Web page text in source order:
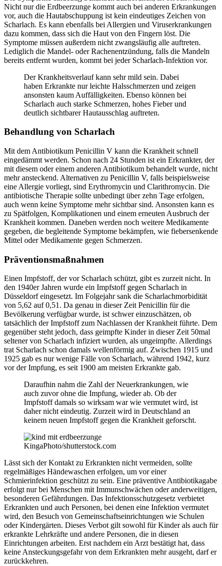
Nicht nur die Erdbeerzunge kommt auch bei anderen Erkrankungen
vor, auch die Hautabschuppung ist kein eindeutiges Zeichen von
Scharlach. Es kann ebenfalls bei Allergien und Viruserkrankungen
dazu kommen, dass sich die Haut von den Fingern löst. Die
Symptome müssen außerdem nicht zwangsläufig alle auftreten.
Lediglich die Mandel- oder Rachenentzündung, falls die Mandeln
bereits entfernt wurden, kommt bei jeder Scharlach-Infektion vor.
Der Krankheitsverlauf kann sehr mild sein. Dabei
haben Erkrankte nur leichte Halsschmerzen und zeigen
ansonsten kaum Auffälligkeiten. Ebenso können bei
Scharlach auch starke Schmerzen, hohes Fieber und
deutlich sichtbarer Hautausschlag auftreten.
Behandlung von Scharlach
Mit dem Antibiotikum Penicillin V kann die Krankheit schnell
eingedämmt werden. Schon nach 24 Stunden ist ein Erkrankter, der
mit diesem oder einem anderen Antibiotikum behandelt wurde, nicht
mehr ansteckend. Alternativen zu Penicillin V, falls beispielsweise
eine Allergie vorliegt, sind Erythromycin und Clarithromycin. Die
antibiotische Therapie sollte unbedingt über zehn Tage erfolgen,
auch wenn keine Symptome mehr sichtbar sind. Ansonsten kann es
zu Spätfolgen, Komplikationen und einem erneuten Ausbruch der
Krankheit kommen. Daneben werden noch weitere Medikamente
gegeben, die begleitende Symptome bekämpfen, wie fiebersenkende
Mittel oder Medikamente gegen Schmerzen.
Präventionsmaßnahmen
Einen Impfstoff, der vor Scharlach schützt, gibt es zurzeit nicht. In
den 1940er Jahren wurde ein Impfstoff gegen Scharlach in
Düsseldorf eingesetzt. Im Folgejahr sank die Scharlachmorbidität
von 5,62 auf 0,51. Da genau in dieser Zeit Penicillin für die
Bevölkerung verfügbar wurde, ist schwer einzuschätzen, ob
tatsächlich der Impfstoff zum Nachlassen der Krankheit führte. Dem
gegenüber steht jedoch, dass geimpfte Kinder in dieser Zeit 50mal
seltener von Scharlach infiziert wurden, als ungeimpfte. Allerdings
trat Scharlach schon damals wellenförmig auf. Zwischen 1915 und
1925 gab es nur wenige Fälle von Scharlach, während 1942, kurz
vor der Impfung, es seit 1900 am meisten Erkrankte gab.
Daraufhin nahm die Zahl der Neuerkrankungen, wie
auch zuvor ohne die Impfung, wieder ab. Ob der
Impfstoff damals so wirksam war wie vermutet wird, ist
daher nicht eindeutig. Zurzeit wird in Deutschland an
keinem neuen Impfstoff gegen die Krankheit geforscht.
KingaPhoto/shutterstock.com
Lässt sich der Kontakt zu Erkrankten nicht vermeiden, sollte
regelmäßiges Händewaschen erfolgen, um vor einer
Schmierinfektion geschützt zu sein. Eine präventive Antibiotikagabe
erfolgt nur bei Menschen mit Immunschwächen oder anderweitigen,
besonderen Gefährdungen. Das Infektionsschutzgesetz verbietet
Erkrankten und auch Personen, bei denen eine Infektion vermutet
wird, den Besuch von Gemeinschaftseinrichtungen wie Schulen
oder Kindergärten. Dieses Verbot gilt sowohl für Kinder als auch für
erkrankte Lehrkräfte und andere Personen, die in diesen
Einrichtungen arbeiten. Erst nachdem ein Arzt bestätigt hat, dass
keine Ansteckungsgefahr von dem Erkrankten mehr ausgeht, darf er
zurückkehren.